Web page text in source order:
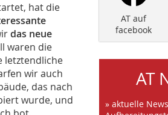
hat die
das neue
waren die
letztendliche
wir auch
das nach
wurde, und
AT auf
facebook
AT
» aktuelle